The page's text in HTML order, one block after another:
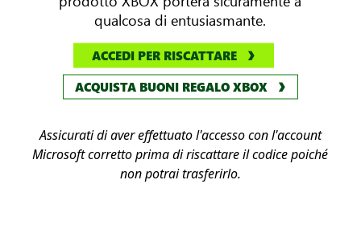
qualcosa di entusiasmante.
ACCEDI PER RISCATTARE
ACQUISTA BUONI REGALO XBOX
Assicurati di aver effettuato l'accesso con l'account
Microsoft corretto prima di riscattare il codice poiché
non potrai trasferirlo.